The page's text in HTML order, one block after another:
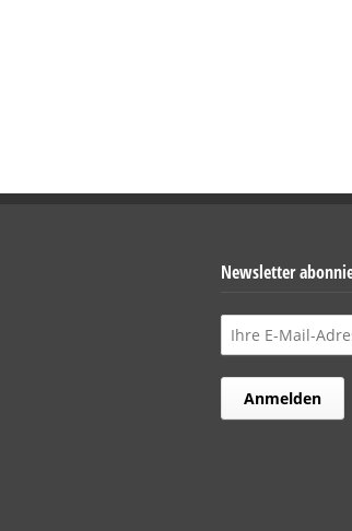
Newsletter